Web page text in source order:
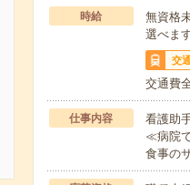
時給
無資格
選べま
交
交通費
仕事内容
看護助
≪病院
食事の